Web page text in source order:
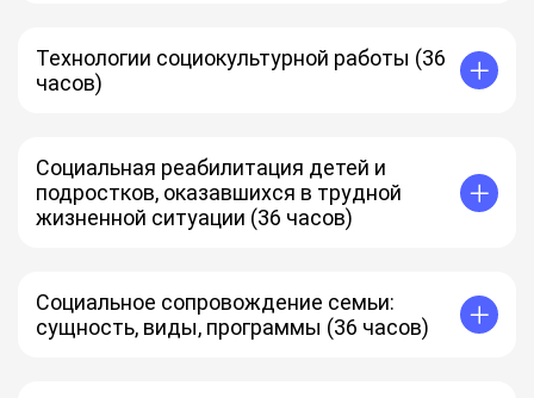
Технологии социокультурной работы (36
часов)
Социальная реабилитация детей и
подростков, оказавшихся в трудной
жизненной ситуации (36 часов)
Социальное сопровождение семьи:
сущность, виды, программы (36 часов)